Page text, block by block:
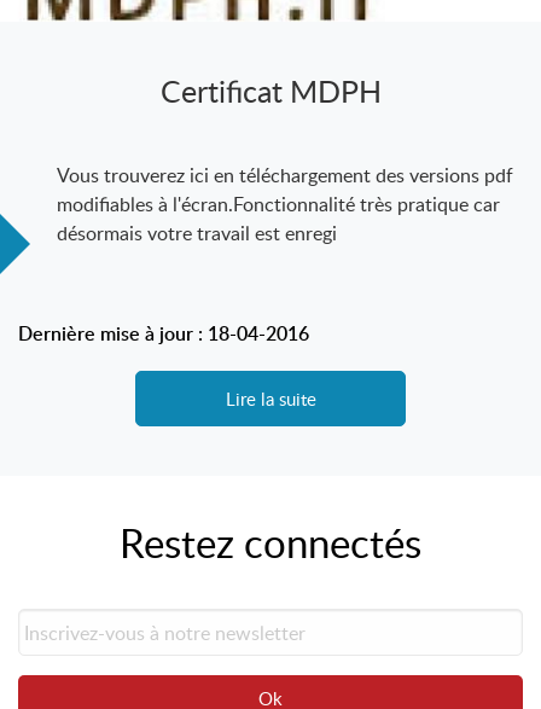
Certificat MDPH
Vous trouverez ici en téléchargement des versions pdf
modifiables à l'écran.Fonctionnalité très pratique car
désormais votre travail est enregi
Dernière mise à jour : 18-04-2016
Lire la suite
Restez connectés